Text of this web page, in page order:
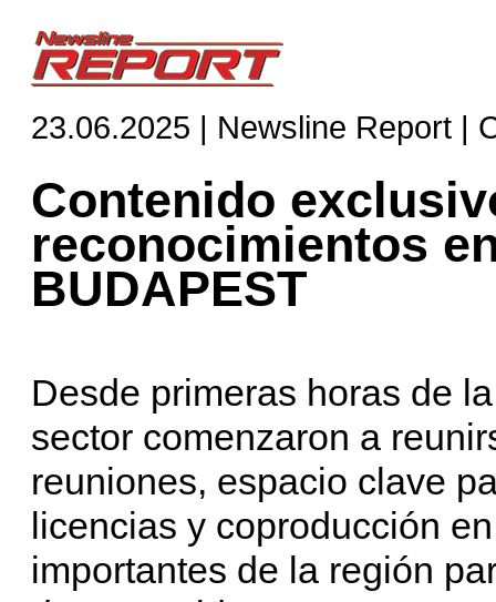
23.06.2025 | Newsline Report |
Contenido
reconocimientos
BUDAPEST
Desde primeras horas de
sector comenzaron a
reuniones, espacio clave
licencias y coproducción
importantes de la región